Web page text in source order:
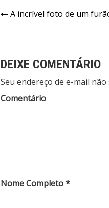
Navegação
A incrível foto de um
DEIXE COMENTÁRIO
Seu endereço de e-mail
Comentário
Nome Completo *